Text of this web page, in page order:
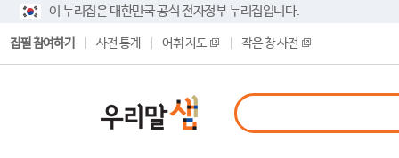
이 누리집은 대한민국 공식 전자정부 누리집입니다.
집필 참여하기 사전 통계 어휘 지도 작은 창 사전